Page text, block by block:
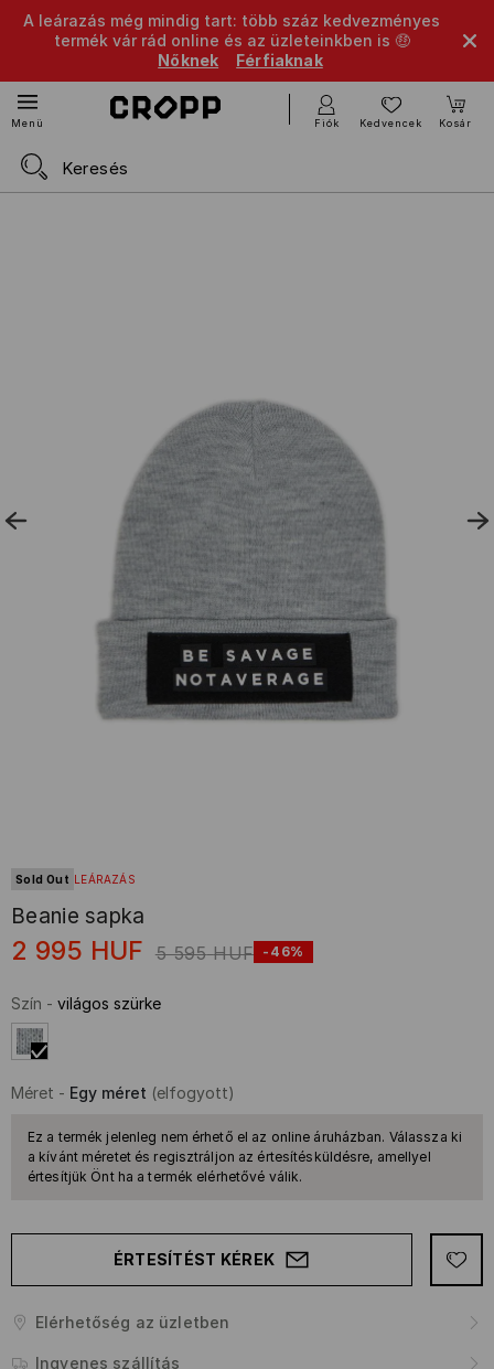
A leárazás még mindig tart: több száz kedvezményes
termék vár rád online és az üzleteinkben is 🤑
Nőknek
Férfiaknak
Menü Fiók Kedvencek Kosár
Sold Out LEÁRAZÁS
Beanie sapka
2 995 HUF 5 595 HUF -46%
Szín - világos szürke
Méret - Egy méret (elfogyott)
Ez a termék jelenleg nem érhető el az online áruházban. Válassza ki
a kívánt méretet és regisztráljon az értesítésküldésre, amellyel
értesítjük Önt ha a termék elérhetővé válik.
ÉRTESÍTÉST KÉREK
Elérhetőség az üzletben
Ingyenes szállítás